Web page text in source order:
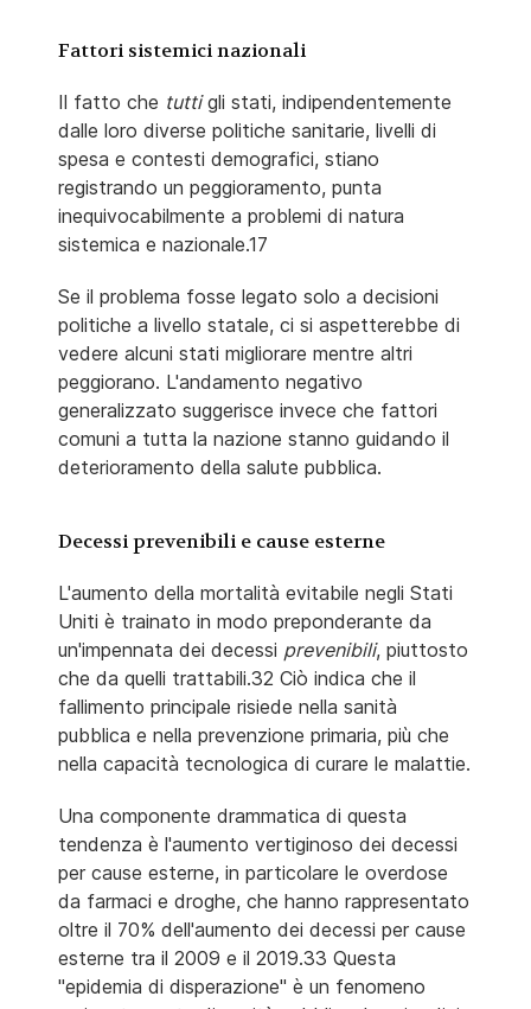
Fattori sistemici nazionali
Il fatto che tuttigli stati, indipendentemente
dalle loro diverse politiche sanitarie, livelli di
spesa e contesti demografici, stiano
registrando un peggioramento, punta
inequivocabilmente a problemi di natura
sistemica e nazionale.17
Se il problema fosse legato solo a decisioni
politiche a livello statale, ci si aspetterebbe di
vedere alcuni stati migliorare mentre altri
peggiorano. L'andamento negativo
generalizzato suggerisce invece che fattori
comuni a tutta la nazione stanno guidando il
deterioramento della salute pubblica.
Decessi prevenibili e cause esterne
L'aumento della mortalità evitabile negli Stati
Uniti è trainato in modo preponderante da
un'impennata dei decessi prevenibili, piuttosto
che da quelli trattabili.32 Ciò indica che il
fallimento principale risiede nella sanità
pubblica e nella prevenzione primaria, più che
nella capacità tecnologica di curare le malattie.
Una componente drammatica di questa
tendenza è l'aumento vertiginoso dei decessi
per cause esterne, in particolare le overdose
da farmaci e droghe, che hanno rappresentato
oltre il 70% dell'aumento dei decessi per cause
esterne tra il 2009 e il 2019.33 Questa
"epidemia di disperazione" è un fenomeno